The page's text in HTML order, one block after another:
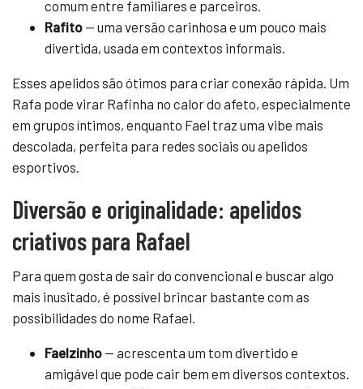
comum entre familiares e parceiros.
Rafito — uma versão carinhosa e um pouco mais
divertida, usada em contextos informais.
Esses apelidos são ótimos para criar conexão rápida. Um
Rafa pode virar Rafinha no calor do afeto, especialmente
em grupos íntimos, enquanto Fael traz uma vibe mais
descolada, perfeita para redes sociais ou apelidos
esportivos.
Diversão e originalidade: apelidos
criativos para Rafael
Para quem gosta de sair do convencional e buscar algo
mais inusitado, é possível brincar bastante com as
possibilidades do nome Rafael.
Faelzinho — acrescenta um tom divertido e
amigável que pode cair bem em diversos contextos.